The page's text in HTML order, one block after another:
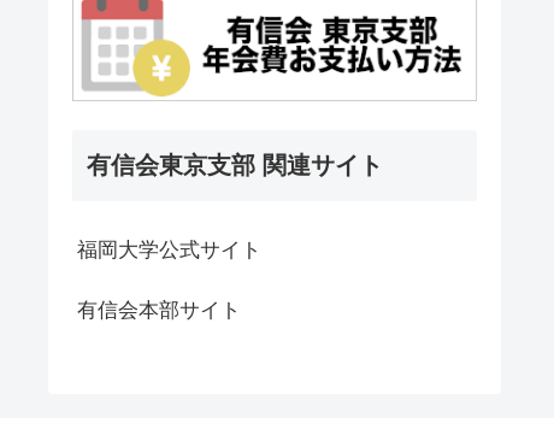
有信会東京支部 関連サイト
福岡大学公式サイト
有信会本部サイト